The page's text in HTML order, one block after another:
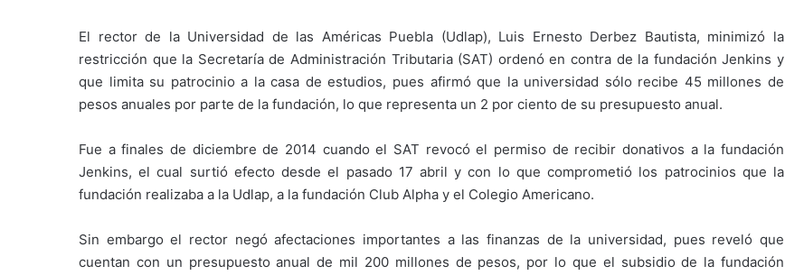
El rector de la Universidad de las Américas Puebla (Udlap), Luis Ernesto Derbez Bautista, minimizó la
restricción que la Secretaría de Administración Tributaria (SAT) ordenó en contra de la fundación Jenkins y
que limita su patrocinio a la casa de estudios, pues afirmó que la universidad sólo recibe 45 millones de
pesos anuales por parte de la fundación, lo que representa un 2 por ciento de su presupuesto anual.
Fue a finales de diciembre de 2014 cuando el SAT revocó el permiso de recibir donativos a la fundación
Jenkins, el cual surtió efecto desde el pasado 17 abril y con lo que comprometió los patrocinios que la
fundación realizaba a la Udlap, a la fundación Club Alpha y el Colegio Americano.
Sin embargo el rector negó afectaciones importantes a las finanzas de la universidad, pues reveló que
cuentan con un presupuesto anual de mil 200 millones de pesos, por lo que el subsidio de la fundación